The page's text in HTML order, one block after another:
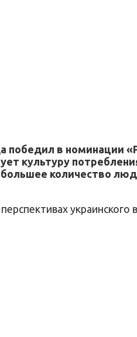
победил в номинации
культуру
большее количество
украинского